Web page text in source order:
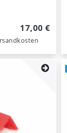
17,00 €